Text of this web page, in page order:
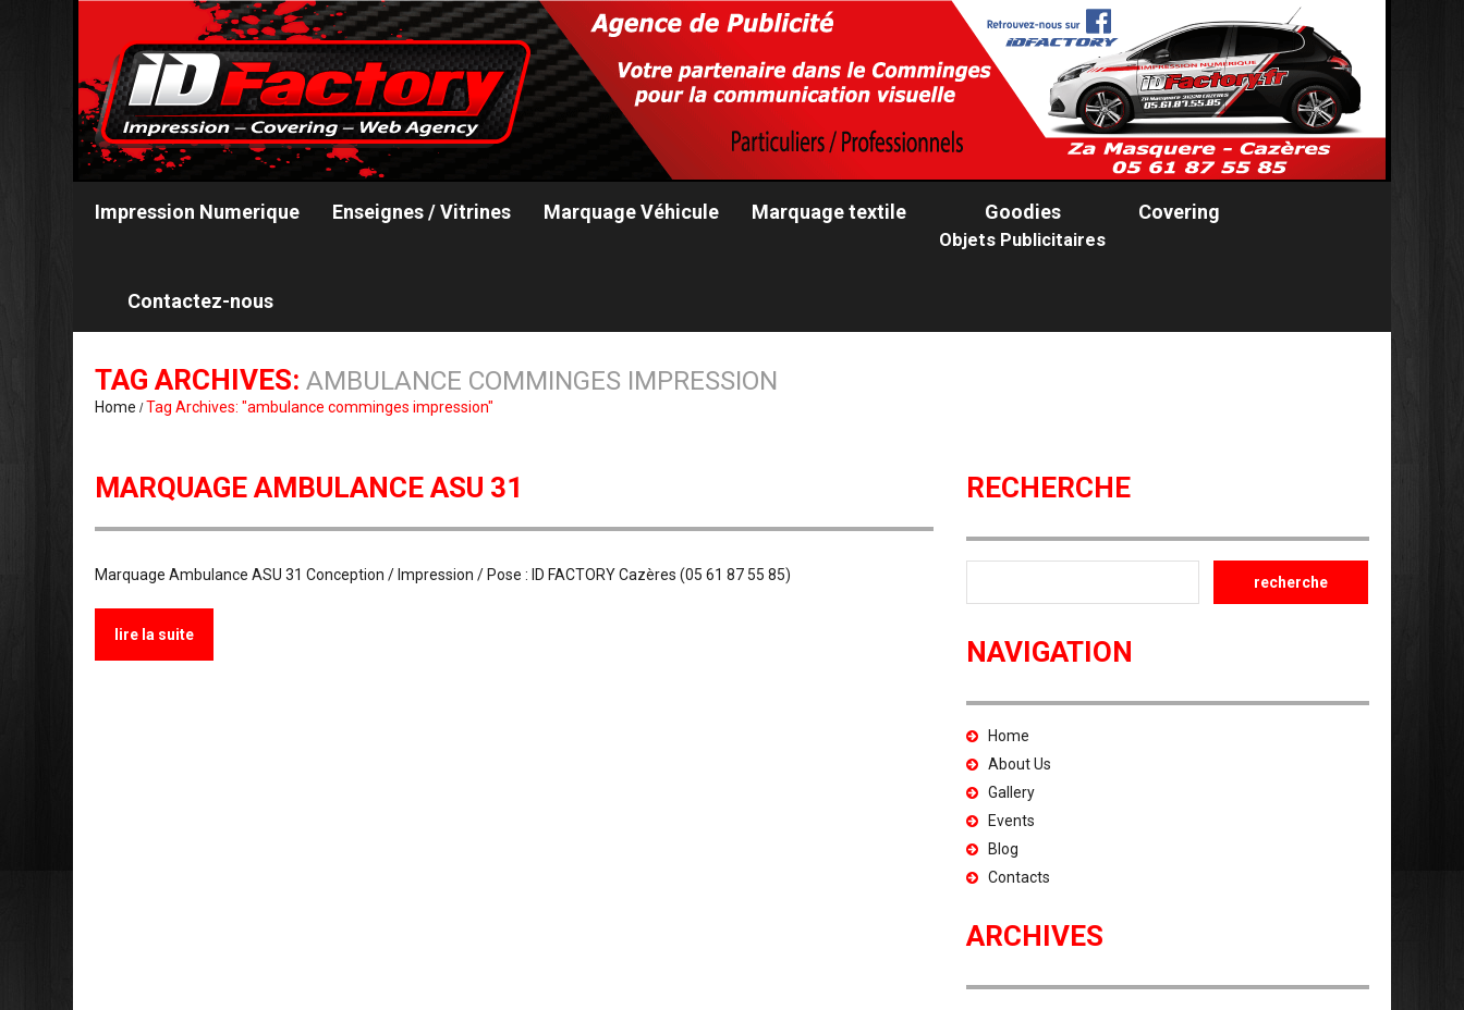
Impression Numerique Enseignes / Vitrines Marquage Véhicule Marquage textile Goodies
Objets Publicitaires
Covering
Contactez-nous
TAG ARCHIVES: AMBULANCE COMMINGES IMPRESSION
Home Tag Archives: "ambulance comminges impression"
MARQUAGE AMBULANCE ASU 31
Marquage Ambulance ASU 31 Conception / Impression / Pose : ID FACTORY Cazères (05 61 87 55 85)
lire la suite
RECHERCHE
NAVIGATION
Home
About Us
Gallery
Events
Blog
Contacts
ARCHIVES